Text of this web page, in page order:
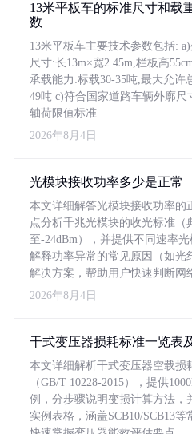
13米平板车的标准尺寸和载
数
13米平板车主要技术参数包括:
尺寸:长13m×宽2.45m,栏板高
承载能力:标载30-35吨,最大允许
49吨 c)符合国家道路车辆外廓尺
轴荷限值标准
2026年8月4日
光模块接收功率多少是正常
本文详细解答光模块接收功率的
点分析千兆光模块的收光标准（
至-24dBm），并提供不同速率
解释功率异常的常见原因（如光
解决方案，帮助用户快速判断网
2026年8月4日
干式变压器损耗标准一览表
本文详细解析干式变压器空载损
（GB/T 10228-2015），提供
例，分步骤说明变损计算方法，
实例表格，涵盖SCB10/SCB13